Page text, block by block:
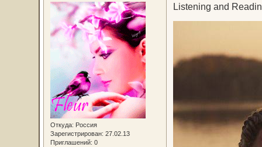
Откуда: Россия
Зарегистрирован: 27.02.13
Приглашений: 0
Listening and